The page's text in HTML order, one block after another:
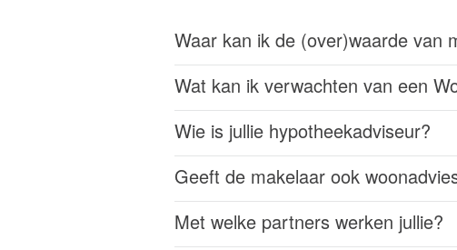
Waar kan ik de (over)waarde van
Wat kan ik verwachten van een
Wie is jullie hypotheekadviseur?
Geeft de makelaar ook
Met welke partners werken jullie?